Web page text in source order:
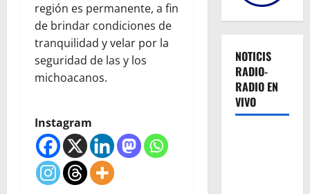
región es permanente, a fin
de brindar condiciones de
tranquilidad y velar por la
seguridad de las y los
michoacanos.
Instagram
NOTICIS
RADIO-
RADIO EN
VIVO